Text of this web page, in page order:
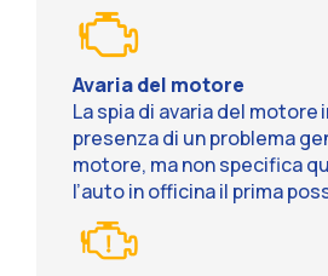
Avaria del motore
La spia di avaria del motore
presenza di un problema
motore, ma non specifica
l’auto in officina il prima